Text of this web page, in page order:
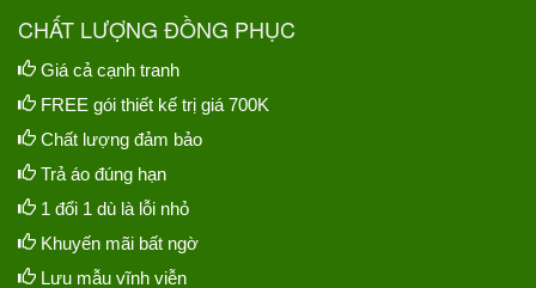
CHẤT LƯỢNG ĐỒNG PHỤC
Giá cả cạnh tranh
FREE gói thiết kế trị giá 700K
Chất lượng đảm bảo
Trả áo đúng hạn
1 đổi 1 dù là lỗi nhỏ
Khuyến mãi bất ngờ
Lưu mẫu vĩnh viễn